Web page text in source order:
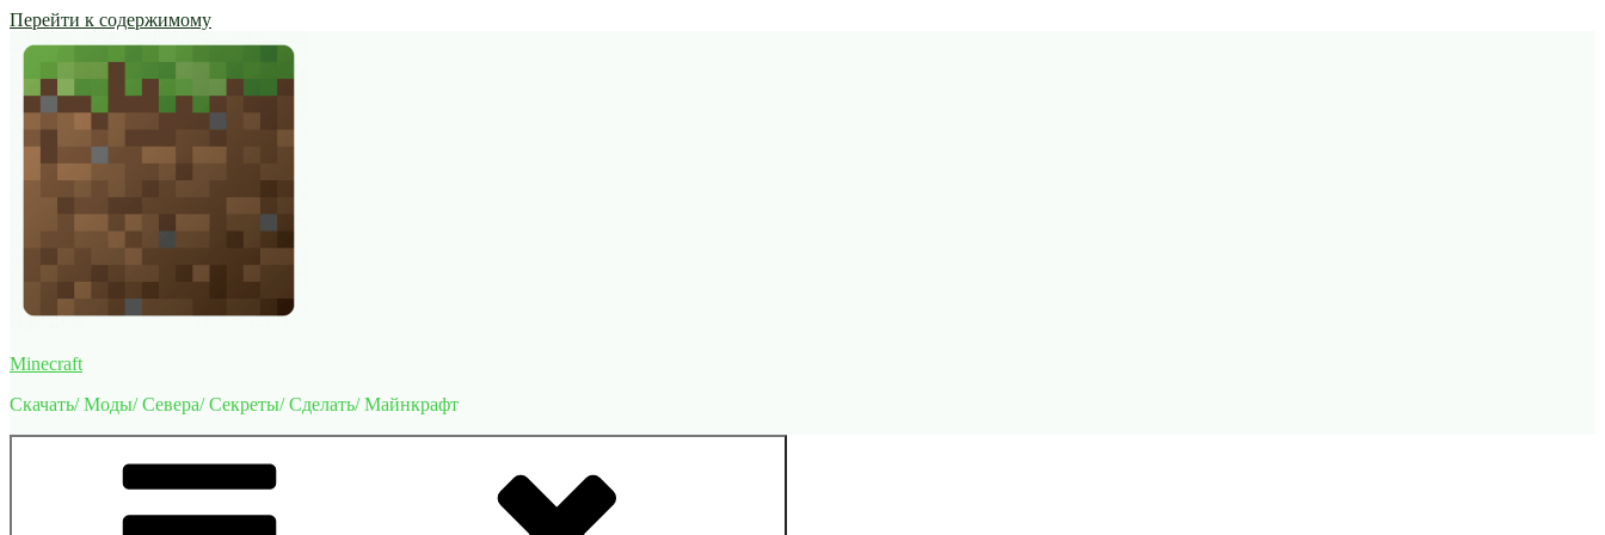
Перейти к содержимому
Minecraft
Скачать/ Моды/ Севера/ Секреты/ Сделать/ Майнкрафт